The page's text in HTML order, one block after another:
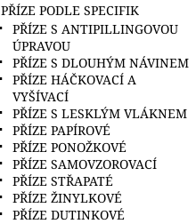
PŘÍZE PODLE SPECIFIK
PŘÍZE S ANTIPILLINGOVOU
ÚPRAVOU
PŘÍZE S DLOUHÝM NÁVINEM
PŘÍZE HÁČKOVACÍ A
VYŠÍVACÍ
PŘÍZE S LESKLÝM VLÁKNEM
PŘÍZE PAPÍROVÉ
PŘÍZE PONOŽKOVÉ
PŘÍZE SAMOVZOROVACÍ
PŘÍZE STŘAPATÉ
PŘÍZE ŽINYLKOVÉ
PŘÍZE DUTINKOVÉ